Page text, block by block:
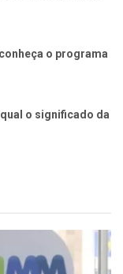
o programa
o significado da